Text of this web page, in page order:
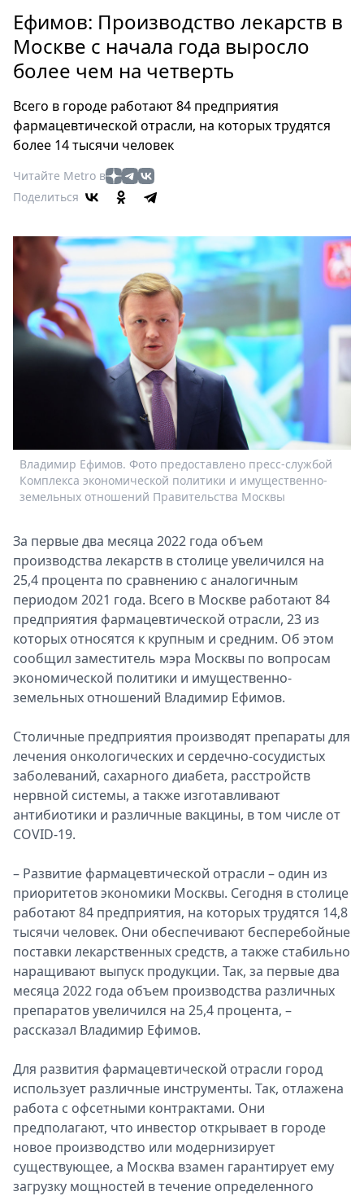
Россия
Мир
Здоровье
Туризм
Мода
Кино
Афиша
Выставки
Пресс-
релизы
О
Metro
Стримы
Спецпроекты
Звезды
Выборы
Скачай
Metro
Ефимов: Производство лекарств в
Москве с начала года выросло
более чем на четверть
Всего в городе работают 84 предприятия
фармацевтической отрасли, на которых трудятся
более 14 тысячи человек
Читайте Metro в
Поделиться
Владимир Ефимов. Фото предоставлено пресс-службой
Комплекса экономической политики и имущественно-
земельных отношений Правительства Москвы
За первые два месяца 2022 года объем
производства лекарств в столице увеличился на
25,4 процента по сравнению с аналогичным
периодом 2021 года. Всего в Москве работают 84
предприятия фармацевтической отрасли, 23 из
которых относятся к крупным и средним. Об этом
сообщил заместитель мэра Москвы по вопросам
экономической политики и имущественно-
земельных отношений Владимир Ефимов.
Столичные предприятия производят препараты для
лечения онкологических и сердечно-сосудистых
заболеваний, сахарного диабета, расстройств
нервной системы, а также изготавливают
антибиотики и различные вакцины, в том числе от
COVID-19.
– Развитие фармацевтической отрасли – один из
приоритетов экономики Москвы. Сегодня в столице
работают 84 предприятия, на которых трудятся 14,8
тысячи человек. Они обеспечивают бесперебойные
поставки лекарственных средств, а также стабильно
наращивают выпуск продукции. Так, за первые два
месяца 2022 года объем производства различных
препаратов увеличился на 25,4 процента, –
рассказал Владимир Ефимов.
Для развития фармацевтической отрасли город
использует различные инструменты. Так, отлажена
работа с офсетными контрактами. Они
предполагают, что инвестор открывает в городе
новое производство или модернизирует
существующее, а Москва взамен гарантирует ему
загрузку мощностей в течение определенного